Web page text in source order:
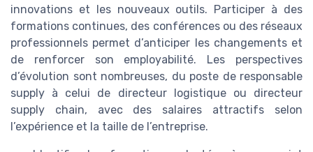
innovations et les nouveaux outils. Participer à des
formations continues, des conférences ou des réseaux
professionnels permet d’anticiper les changements et
de renforcer son employabilité. Les perspectives
d’évolution sont nombreuses, du poste de responsable
supply à celui de directeur logistique ou directeur
supply chain, avec des salaires attractifs selon
l’expérience et la taille de l’entreprise.